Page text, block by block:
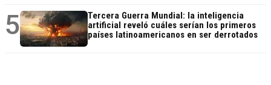
5
Tercera Guerra Mundial: la inteligencia
artificial reveló cuáles serían los primeros
países latinoamericanos en ser derrotados